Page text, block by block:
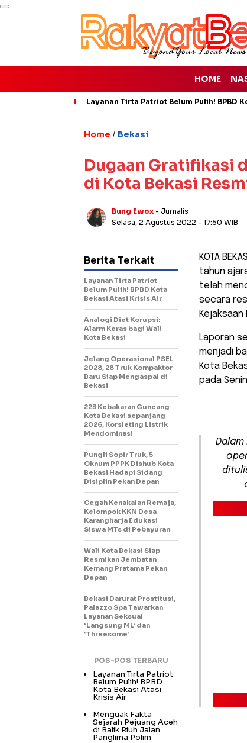
HOME
Layanan Tirta Patriot Belum Pulih! BPBD
Home / Bekasi
Dugaan Gratifikasi
di Kota Bekasi
Bung Ewox - Jurnalis
Selasa, 2 Agustus 2022 - 17:50 WIB
KOTA
tahun
telah
secara
Kejaksaan
Laporan
menjadi
Kota
pada
Berita Terkait
Layanan Tirta Patriot
Belum Pulih! BPBD Kota
Bekasi Atasi Krisis Air
Analogi Diet Korupsi:
Alarm Keras bagi Wali
Kota Bekasi
Jelang Operasional PSEL
2028, 28 Truk Kompaktor
Baru Siap Mengaspal di
Bekasi
223 Kebakaran Guncang
Kota Bekasi sepanjang
2026, Korsleting Listrik
Mendominasi
Pungli Sopir Truk, 5
Oknum PPPK Dishub Kota
Bekasi Hadapi Sidang
Disiplin Pekan Depan
Cegah Kenakalan Remaja,
Kelompok KKN Desa
Karangharja Edukasi
Siswa MTs di Pebayuran
Wali Kota Bekasi Siap
Resmikan Jembatan
Kemang Pratama Pekan
Depan
Bekasi Darurat Prostitusi,
Palazzo Spa Tawarkan
Layanan Seksual
‘Langsung ML’ dan
‘Threesome’
POS-POS TERBARU
Layanan Tirta Patriot
Belum Pulih! BPBD
Kota Bekasi Atasi
Krisis Air
Menguak Fakta
Sejarah Pejuang Aceh
di Balik Riuh Jalan
Panglima Polim